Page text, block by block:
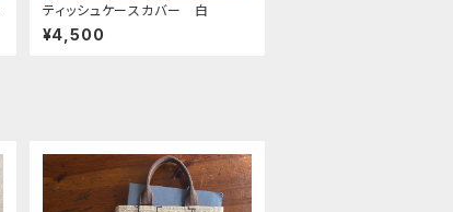
ティッシュケースカバー 白
¥4,500